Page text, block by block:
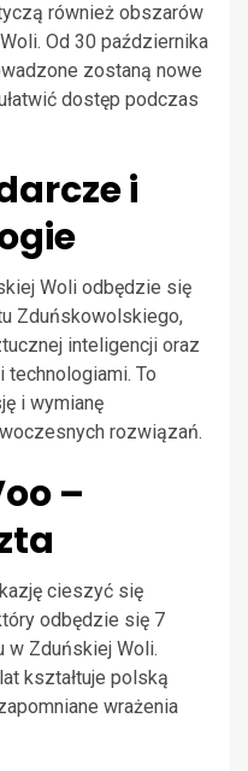
również obszarów
Od 30 października
zostaną nowe
dostęp podczas
i
Woli odbędzie się
Zduńskowolskiego,
inteligencji oraz
To
i wymianę
rozwiązań.
–
cieszyć się
odbędzie się 7
w Zduńskiej Woli.
kształtuje polską
wrażenia